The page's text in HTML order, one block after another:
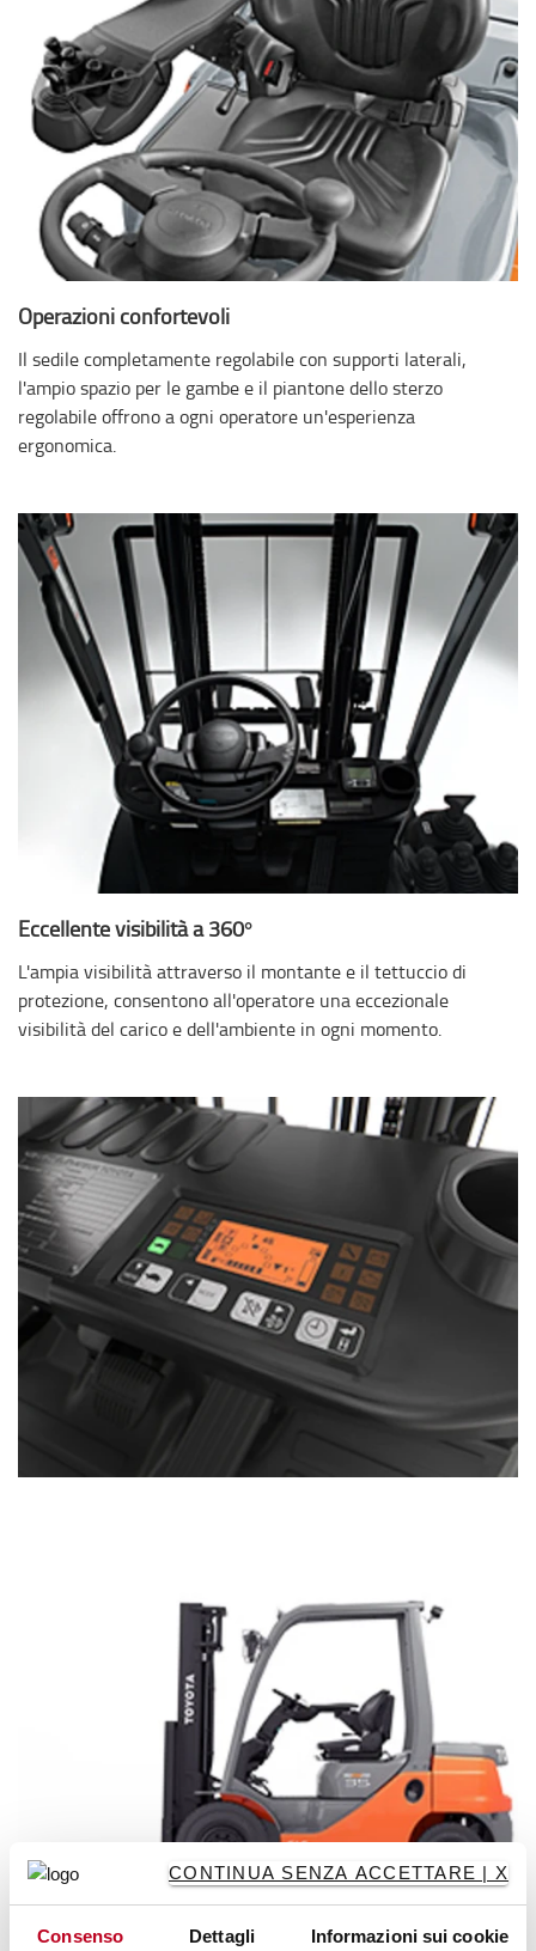
CONTINUA SENZA ACCETTARE | X
Consenso Dettagli Informazioni sui cookie
Operazioni confortevoli
Il sedile completamente regolabile con supporti laterali,
l'ampio spazio per le gambe e il piantone dello sterzo
regolabile offrono a ogni operatore un'esperienza
ergonomica.
Eccellente visibilità a 360°
L'ampia visibilità attraverso il montante e il tettuccio di
protezione, consentono all'operatore una eccezionale
visibilità del carico e dell'ambiente in ogni momento.